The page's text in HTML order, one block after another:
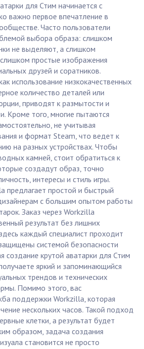
для Стим начинается с
важно первое впечатление в
Часто пользователи
выбора образа: слишком
не выделяют, а слишком
простые изображения
друзей и соратников.
использование низкокачественных
количество деталей или
приводят к размытости и
Кроме того, многие пытаются
не учитывая
и формат Steam, что ведет к
на разных устройствах. Чтобы
камней, стоит обратиться к
создадут образ, точно
интересы и стиль игры.
предлагает простой и быстрый
с большим опытом работы
Заказ через Workzilla
результат без лишних
каждый специалист проходит
системой безопасности
создание крутой аватарки для Стим
яркий и запоминающийся
трендов и технических
Помимо этого, вас
поддержки Workzilla, которая
нескольких часов. Такой подход
клетки, а результат будет
образом, задача создания
становится не просто